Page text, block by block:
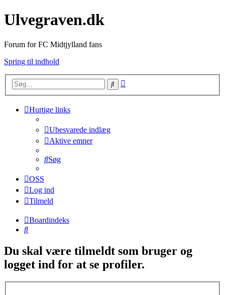
Ulvegraven.dk
Forum for FC Midtjylland fans
Spring til indhold
Søg
Hurtige links
Ubesvarede indlæg
Aktive emner
Søg
OSS
Log ind
Tilmeld
Boardindeks
Søg
Du skal være tilmeldt som bruger og
logget ind for at se profiler.